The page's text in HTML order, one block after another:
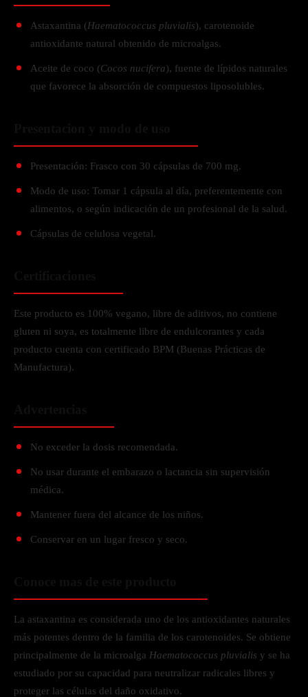
Astaxantina (Haematococcus pluvialis), carotenoide
antioxidante natural obtenido de microalgas.
Aceite de coco (Cocos nucifera), fuente de lípidos naturales
que favorece la absorción de compuestos liposolubles.
Presentación: Frasco con 30 cápsulas de 700 mg.
Modo de uso: Tomar 1 cápsula al día, preferentemente con
alimentos, o según indicación de un profesional de la salud.
Cápsulas de celulosa vegetal.
Este producto es 100% vegano, libre de aditivos, no contiene
gluten ni soya, es totalmente libre de endulcorantes y cada
producto cuenta con certificado BPM (Buenas Prácticas de
Manufactura).
No exceder la dosis recomendada.
No usar durante el embarazo o lactancia sin supervisión
médica.
Mantener fuera del alcance de los niños.
Conservar en un lugar fresco y seco.
La astaxantina es considerada uno de los antioxidantes naturales
más potentes dentro de la familia de los carotenoides. Se obtiene
principalmente de la microalga Haematococcus pluvialis y se ha
estudiado por su capacidad para neutralizar radicales libres y
proteger las células del daño oxidativo.